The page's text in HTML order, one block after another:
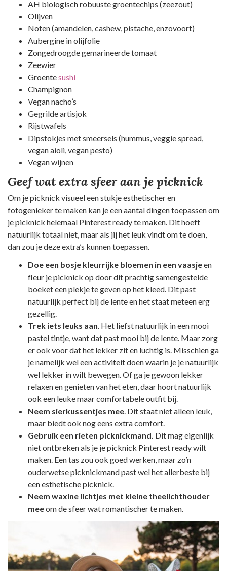
AH biologisch robuuste groentechips (zeezout)
Olijven
Noten (amandelen, cashew, pistache, enzovoort)
Aubergine in olijfolie
Zongedroogde gemarineerde tomaat
Zeewier
Groentesushi
Champignon
Vegan nacho’s
Gegrilde artisjok
Rijstwafels
Dipstokjes met smeersels (hummus, veggie spread,
vegan aioli, vegan pesto)
Vegan wijnen
Geef wat extra sfeer aan je picknick
Om je picknick visueel een stukje esthetischer en
fotogenieker te maken kan je een aantal dingen toepassen om
je picknick helemaal Pinterest ready te maken. Dit hoeft
natuurlijk totaal niet, maar als jij het leuk vindt om te doen,
dan zou je deze extra’s kunnen toepassen.
Doe een bosje kleurrijke bloemen in een vaasjeen
fleur je picknick op door dit prachtig samengestelde
boeket een plekje te geven op het kleed. Dit past
natuurlijk perfect bij de lente en het staat meteen erg
gezellig.
Trek iets leuks aan . Het liefst natuurlijk in een mooi
pastel tintje, want dat past mooi bij de lente. Maar zorg
er ook voor dat het lekker zit en luchtig is. Misschien ga
je namelijk wel een activiteit doen waarin je je natuurlijk
wel lekker in wilt bewegen. Of ga je gewoon lekker
relaxen en genieten van het eten, daar hoort natuurlijk
ook een leuke maar comfortabele outfit bij.
Neem sierkussentjes mee . Dit staat niet alleen leuk,
maar biedt ook nog eens extra comfort.
Gebruik een rieten picknickmand. Dit mag eigenlijk
niet ontbreken als je je picknick Pinterest ready wilt
maken. Een tas zou ook goed werken, maar zo’n
ouderwetse picknickmand past wel het allerbeste bij
een esthetische picknick.
Neem waxine lichtjes met kleine theelichthouder
meeom de sfeer wat romantischer te maken.